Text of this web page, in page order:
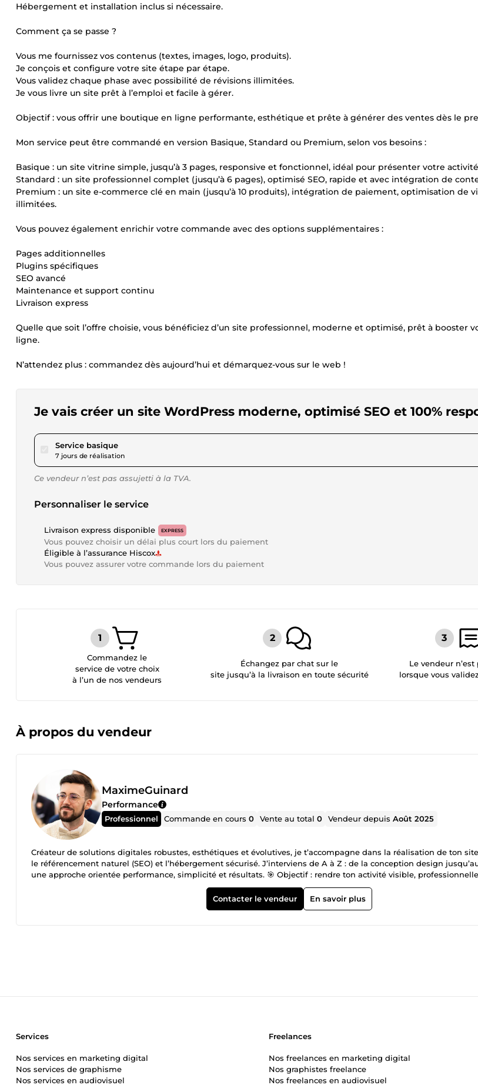
Hébergement et installation inclus si nécessaire.
Comment ça se passe ?
Vous me fournissez vos contenus (textes, images, logo, produits).
Je conçois et configure votre site étape par étape.
Vous validez chaque phase avec possibilité de révisions illimitées.
Je vous livre un site prêt à l’emploi et facile à gérer.
Objectif : vous offrir une boutique en ligne performante, esthétique et prête à générer des ventes dès le
Mon service peut être commandé en version Basique, Standard ou Premium, selon vos besoins :
Basique : un site vitrine simple, jusqu’à 3 pages, responsive et fonctionnel, idéal pour présenter votre
Standard : un site professionnel complet (jusqu’à 6 pages), optimisé SEO, rapide et avec intégration de
Premium : un site e-commerce clé en main (jusqu’à 10 produits), intégration de paiement, optimisation de
illimitées.
Vous pouvez également enrichir votre commande avec des options supplémentaires :
Pages additionnelles
Plugins spécifiques
SEO avancé
Maintenance et support continu
Livraison express
Quelle que soit l’offre choisie, vous bénéficiez d’un site professionnel, moderne et optimisé, prêt à booster
ligne.
N’attendez plus : commandez dès aujourd’hui et démarquez-vous sur le web !
Je vais créer un site WordPress moderne, optimisé SEO et 100%
Service basiquepour 576,07 $US
7 jours de réalisation
Ce vendeur n’est pas assujetti à la TVA.
Personnaliser le service
Livraison express disponible EXPRESS
Vous pouvez choisir un délai plus court lors du paiement
Éligible à l’assurance Hiscox
Vous pouvez assurer votre commande lors du paiement
Commandez le
service de votre choix
à l’un de nos vendeurs
Échangez par chat sur le
site jusqu’à la livraison en toute sécurité
Le vendeur
lorsque vous
À propos du vendeur
MaximeGuinard
Performance
Professionnel Commande en cours0 Vente au total0 Vendeur depuisAoût 2025
Créateur de solutions digitales robustes, esthétiques et évolutives, je t’accompagne dans la réalisation de ton
le référencement naturel (SEO) et l’hébergement sécurisé. J’interviens de A à Z : de la conception design
une approche orientée performance, simplicité et résultats. 🎯 Objectif : rendre ton activité visible,
Contacter le vendeur
En savoir plus
Services
Nos services en marketing digital
Nos services de graphisme
Nos services en audiovisuel
Freelances
Nos freelances en marketing digital
Nos graphistes freelance
Nos freelances en audiovisuel